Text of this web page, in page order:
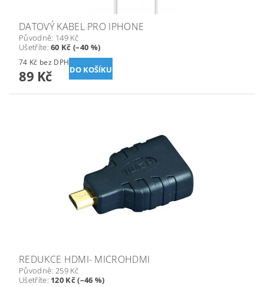
DATOVÝ KABEL PRO IPHONE
Původně: 149 Kč
Ušetříte:60 Kč (–40 %)
74 Kč bez DPH
89 Kč
REDUKCE HDMI- MICROHDMI
Původně: 259 Kč
Ušetříte: 120 Kč (–46 %)